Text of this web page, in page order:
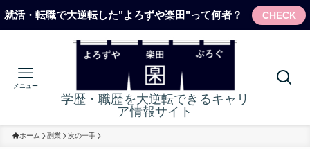
就活・転職で大逆転した"よろずや楽田"って何者？ CHECK
学歴・職歴を大逆転できるキャリ
ア情報サイト
メニュー
ホーム 副業 次の一手